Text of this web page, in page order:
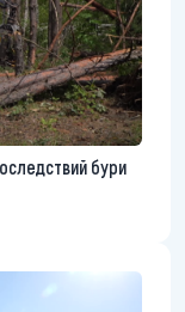
бури